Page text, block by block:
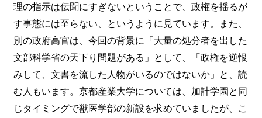
理の指示は伝聞にすぎないということで、政権を揺るが
す事態には至らない、というように見ています。また、
別の政府高官は、今回の背景に「大量の処分者を出した
文部科学省の天下り問題がある」として、「政権を逆恨
みして、文書を流した人物がいるのではないか」と、読
む人もいます。京都産業大学については、加計学園と同
じタイミングで獣医学部の新設を求めていましたが、こ